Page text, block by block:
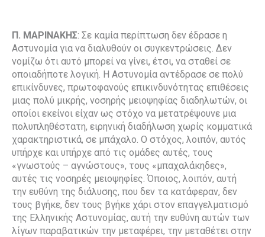
Π. ΜΑΡΙΝΑΚΗΣ: Σε καμία περίπτωση δεν έδρασε η
Αστυνομία για να διαλυθούν οι συγκεντρώσεις. Δεν
νομίζω ότι αυτό μπορεί να γίνει, έτσι, να σταθεί σε
οποιαδήποτε λογική. Η Αστυνομία αντέδρασε σε πολύ
επικίνδυνες, πρωτοφανούς επικινδυνότητας επιθέσεις
μιας πολύ μικρής, νοσηρής μειοψηφίας διαδηλωτών, οι
οποίοι εκείνοι είχαν ως στόχο να μετατρέψουνε μια
πολυπληθέστατη, ειρηνική διαδήλωση χωρίς κομματικά
χαρακτηριστικά, σε μπάχαλο. Ο στόχος, λοιπόν, αυτός
υπήρχε και υπήρχε από τις ομάδες αυτές, τους
«γνωστούς – αγνώστους», τους «μπαχαλάκηδες»,
αυτές τις νοσηρές μειοψηφίες. Όποιος, λοιπόν, αυτή
την ευθύνη της διάλυσης, που δεν τα κατάφεραν, δεν
τους βγήκε, δεν τους βγήκε χάρι στον επαγγελματισμό
της Ελληνικής Αστυνομίας, αυτή την ευθύνη αυτών των
λίγων παραβατικών την μεταφέρει, την μεταθέτει στην